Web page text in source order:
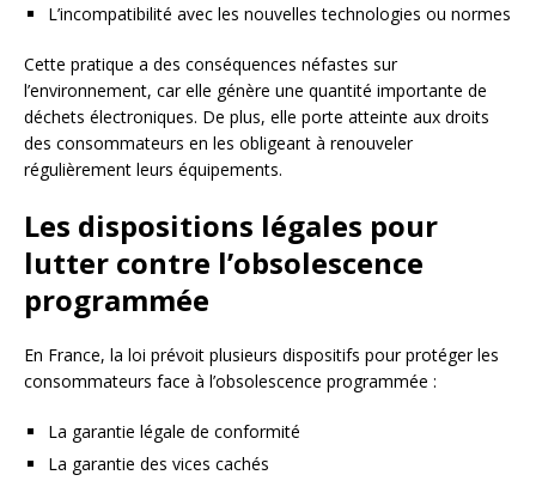
L’incompatibilité avec les nouvelles technologies ou normes
Cette pratique a des conséquences néfastes sur
l’environnement, car elle génère une quantité importante de
déchets électroniques. De plus, elle porte atteinte aux droits
des consommateurs en les obligeant à renouveler
régulièrement leurs équipements.
Les dispositions légales pour
lutter contre l’obsolescence
programmée
En France, la loi prévoit plusieurs dispositifs pour protéger les
consommateurs face à l’obsolescence programmée :
La garantie légale de conformité
La garantie des vices cachés